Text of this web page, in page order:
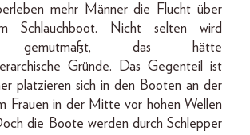
mehr Männer die Flucht über
Schlauchboot. Nicht selten wird
gemutmaßt, das hätte
Gründe. Das Gegenteil ist
platzieren sich in den Booten an der
Frauen in der Mitte vor hohen Wellen
die Boote werden durch Schlepper